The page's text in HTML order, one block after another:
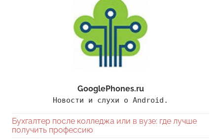
GooglePhones.ru
Новости и слухи о Android.
Бухгалтер после колледжа или в вузе: где лучше
получить профессию